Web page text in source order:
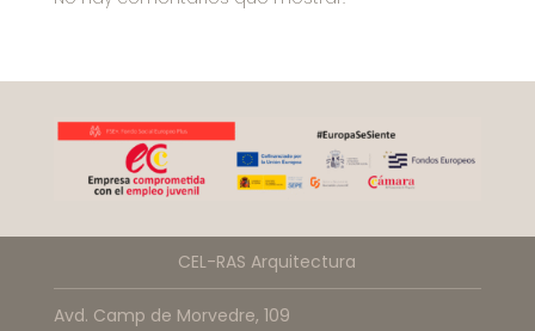
CEL-RAS Arquitectura
Avd. Camp de Morvedre, 109